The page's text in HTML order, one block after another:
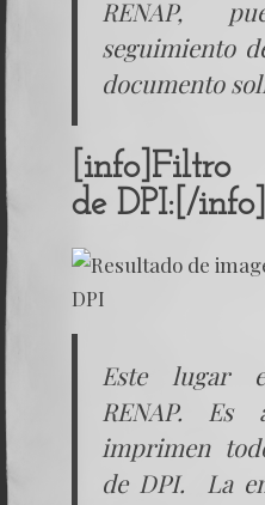
RENAP,
seguimiento
documento
[info]Filtro
de DPI:[/info]
Este lugar
RENAP. Es
imprimen
de DPI. La